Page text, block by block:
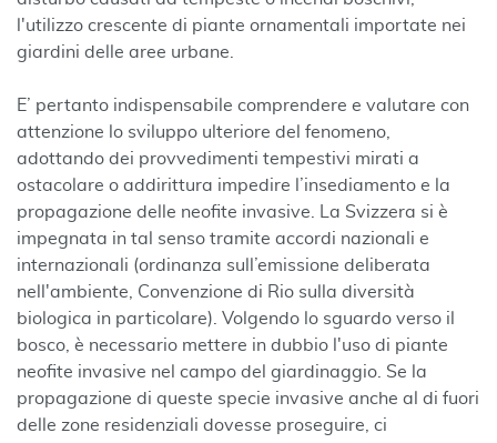
l'utilizzo crescente di piante ornamentali importate nei
giardini delle aree urbane.
E’ pertanto indispensabile comprendere e valutare con
attenzione lo sviluppo ulteriore del fenomeno,
adottando dei provvedimenti tempestivi mirati a
ostacolare o addirittura impedire l’insediamento e la
propagazione delle neofite invasive. La Svizzera si è
impegnata in tal senso tramite accordi nazionali e
internazionali (ordinanza sull’emissione deliberata
nell'ambiente, Convenzione di Rio sulla diversità
biologica in particolare). Volgendo lo sguardo verso il
bosco, è necessario mettere in dubbio l'uso di piante
neofite invasive nel campo del giardinaggio. Se la
propagazione di queste specie invasive anche al di fuori
delle zone residenziali dovesse proseguire, ci